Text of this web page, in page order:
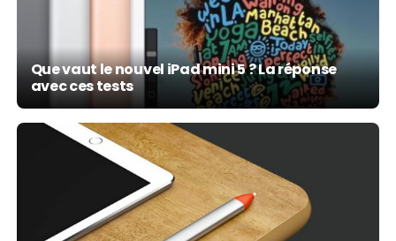
Que vaut le nouvel iPad mini 5 ? La réponse
avec ces tests